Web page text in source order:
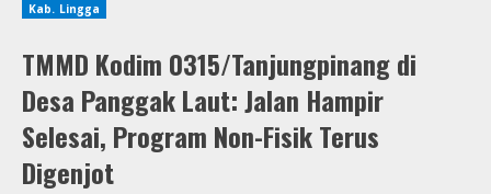
Kab. Lingga
TMMD Kodim 0315/Tanjungpinang di
Desa Panggak Laut: Jalan Hampir
Selesai, Program Non-Fisik Terus
Digenjot